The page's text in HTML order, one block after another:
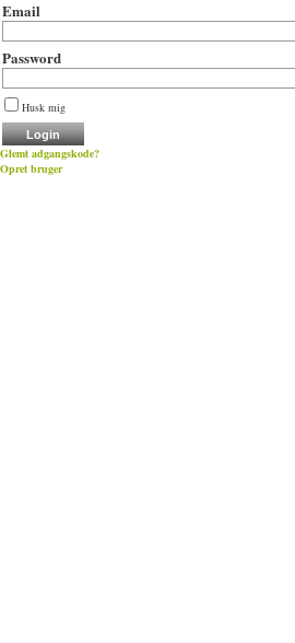
Email
Password
Husk mig
Glemt adgangskode?
Opret bruger